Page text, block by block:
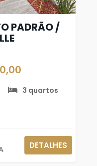
PADRÃO /
3 quartos
DETALHES